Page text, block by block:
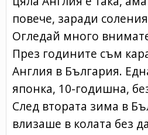
повече, заради
Огледай много
През годините съм
Англия в България.
японка, 10-годишна,
След втората зима в
влизаше в колата без